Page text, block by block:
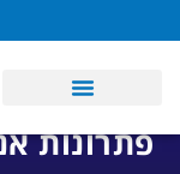
פתרונות